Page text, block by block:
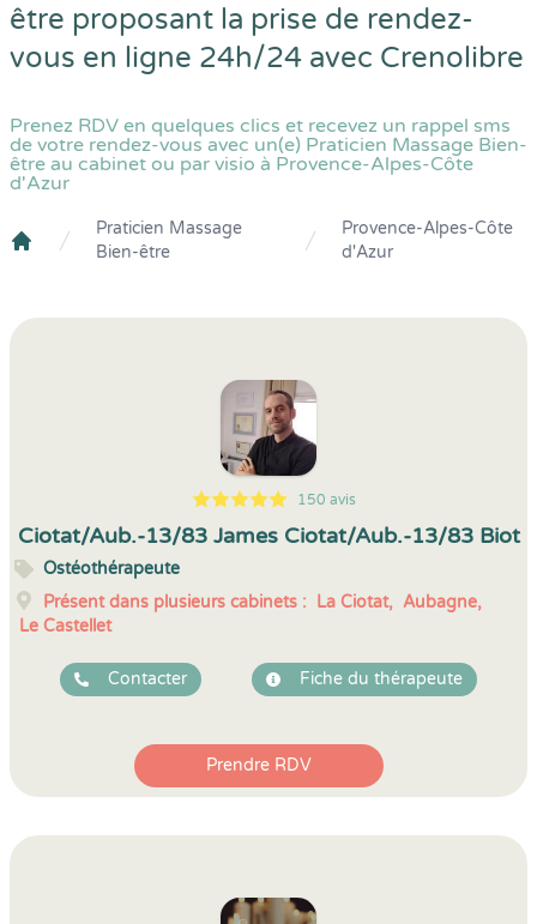
être proposant la prise de rendez-
vous en ligne 24h/24 avec Crenolibre
Prenez RDV en quelques clics et recevez un rappel sms
de votre rendez-vous avec un(e) Praticien Massage Bien-
être au cabinet ou par visio à Provence-Alpes-Côte
d'Azur
Crenolibre
Praticien Massage
Bien-être
Provence-Alpes-Côte
d'Azur
5
1
5
150 150 avis
Ciotat/Aub.-13/83 James Ciotat/Aub.-13/83 Biot
Ostéothérapeute
Présent dans plusieurs cabinets : La Ciotat, Aubagne,
Le Castellet
Contacter Fiche du thérapeute
Prendre RDV